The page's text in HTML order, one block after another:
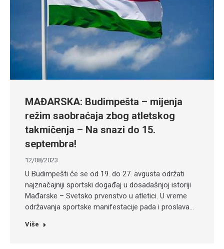
MAĐARSKA: Budimpešta – mijenja
režim saobraćaja zbog atletskog
takmičenja – Na snazi do 15.
septembra!
12/08/2023
U Budimpešti će se od 19. do 27. avgusta održati
najznačajniji sportski događaj u dosadašnjoj istoriji
Mađarske – Svetsko prvenstvo u atletici. U vreme
održavanja sportske manifestacije pada i proslava…
Više